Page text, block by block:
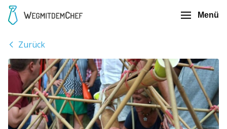
Menü
Zurück